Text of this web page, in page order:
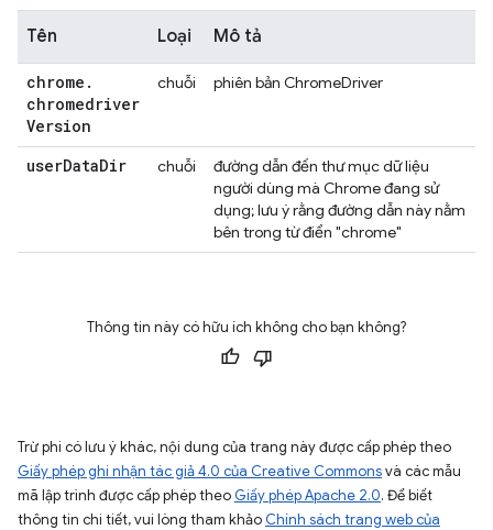
Tên Loại Mô tả
chrome .
chromedriver
Version
chuỗi phiên bản ChromeDriver
userDataDir chuỗi
đường dẫn đến thư mục dữ liệu
người dùng mà Chrome đang sử
dụng; lưu ý rằng đường dẫn này nằm
bên trong từ điển "chrome"
Thông tin này có hữu ích không cho bạn không?
Trừ phi có lưu ý khác, nội dung của trang này được cấp phép theo
Giấy phép ghi nhận tác giả 4.0 của Creative Commonsvà các mẫu
mã lập trình được cấp phép theo Giấy phép Apache 2.0. Để biết
thông tin chi tiết, vui lòng tham khảo Chính sách trang web của